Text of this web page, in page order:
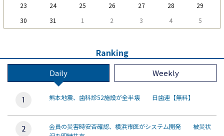
23
24 25 26 27 28
29
30
31 1 2 3 4 5
Ranking
Daily Weekly
熊本地震、歯科診52施設が全半壊 日歯連【無料】
会員の災害時安否確認、横浜市医がシステム開発 被災状